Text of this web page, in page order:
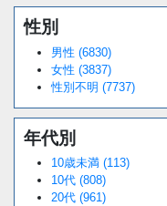
Unmute
性別
男性 (6830)
女性 (3837)
性別不明 (7737)
年代別
10歳未満 (113)
10代 (808)
20代 (961)